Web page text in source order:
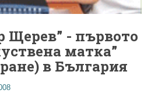
Щерев” - първото
матка”
в България